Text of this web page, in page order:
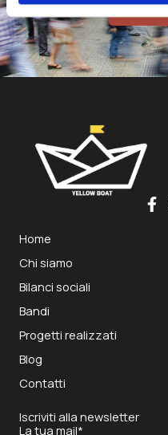
Home
Chi siamo
Bilanci sociali
Bandi
Progetti realizzati
Blog
Contatti
Iscriviti alla newsletter
La tua mail*